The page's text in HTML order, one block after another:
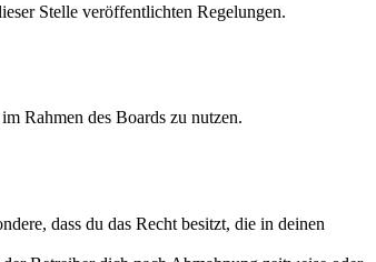
Stelle veröffentlichten Regelungen.
Rahmen des Boards zu nutzen.
dass du das Recht besitzt, die in deinen